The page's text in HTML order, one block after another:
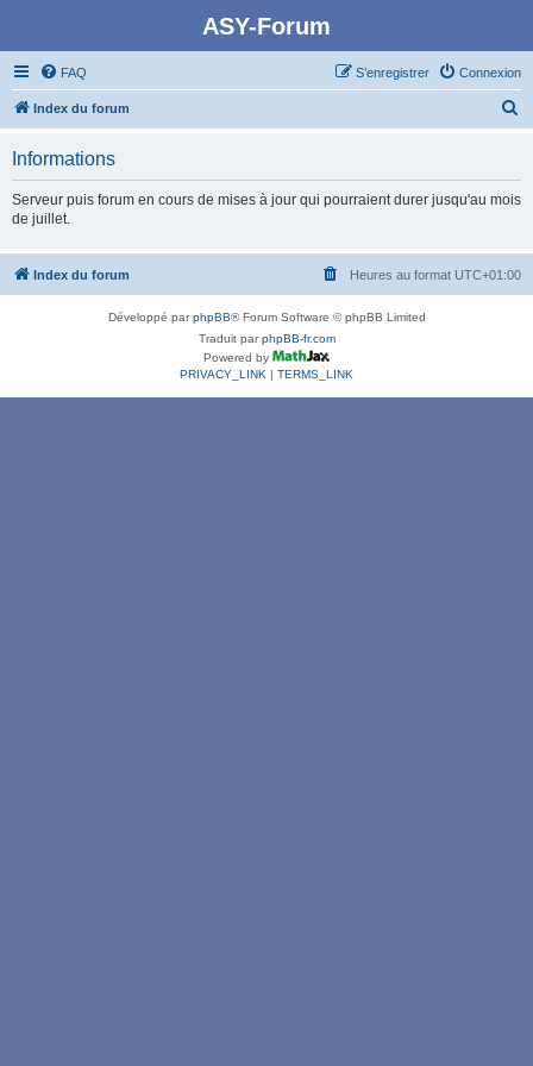
ASY-Forum
FAQ Connexion
S’enregistrer
Index du forum
c
Informations
Serveur puis forum en cours de mises à jour qui pourraient durer jusqu'au mois
de juillet.
Index du forum Heures au format UTC+01:00
Développé parphpBB® Forum Software © phpBB Limited
Traduit parphpBB-fr.com
Powered by
PRIVACY_LINK | TERMS_LINK